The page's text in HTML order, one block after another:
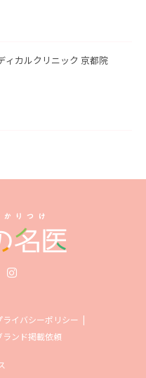
ィカルクリニック 京都院
ライバシーポリシー
ランド掲載依頼